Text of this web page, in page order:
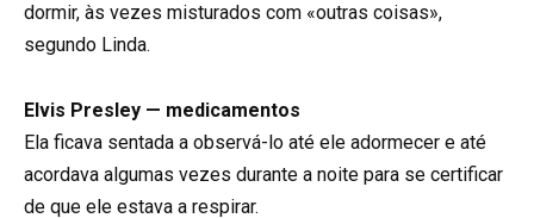
dormir, às vezes misturados com «outras coisas»,
segundo Linda.
Elvis Presley — medicamentos
Ela ficava sentada a observá-lo até ele adormecer e até
acordava algumas vezes durante a noite para se certificar
de que ele estava a respirar.